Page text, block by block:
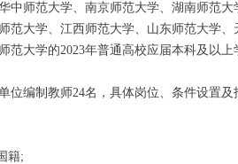
中师范大学、南京师范大学、湖南师范
范大学、江西师范大学、山东师范大学
范大学的2023年普通高校应届本科及以上
编制教师24名，具体岗位、条件设置及
籍;